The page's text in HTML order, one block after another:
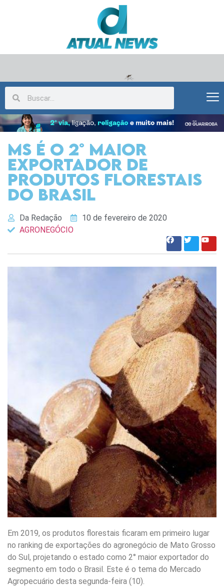
MS é o 2° maior
exportador de
produtos florestais
do Brasil
Da Redação
10 de fevereiro de 2020
AGRONEGÓCIO
Em 2019, os produtos florestais ficaram em primeiro lugar
no ranking de exportações do agronegócio de Mato Grosso
do Sul, projetando o estado como 2° maior exportador do
segmento em todo o Brasil. Este é o tema do Mercado
Agropecuário desta segunda-feira (10).